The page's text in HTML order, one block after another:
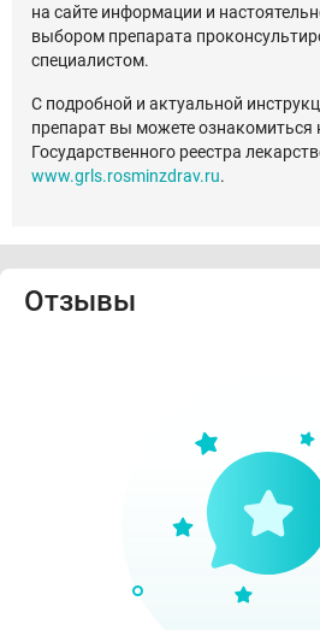
на сайте информации и
выбором препарата
специалистом.
С подробной и актуальной
препарат вы можете ознакомиться
Государственного реестра
www.grls.rosminzdrav.ru.
Отзывы